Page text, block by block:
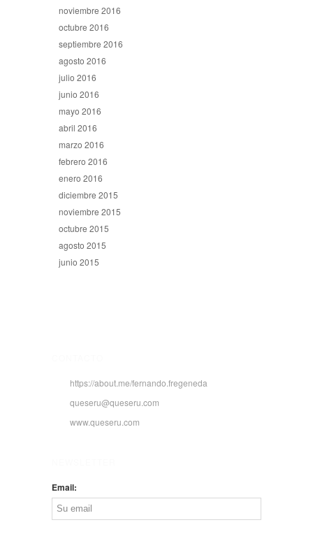
noviembre 2016
octubre 2016
septiembre 2016
agosto 2016
julio 2016
junio 2016
mayo 2016
abril 2016
marzo 2016
febrero 2016
enero 2016
diciembre 2015
noviembre 2015
octubre 2015
agosto 2015
junio 2015
https://about.me/fernando.fregeneda
queseru@queseru.com
www.queseru.com
Email: